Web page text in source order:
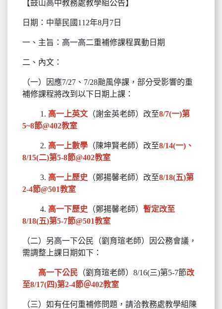
【鼓山高中教務處教學組公告】
日期：中華民國112年8月7日
一、主旨：高一高二重補修課程異動日期
二、內文：
（一）因應7/27、7/28颱風停課，部分受影響的重
補修課程將改到以下日期上課：
1. 高一上英文 （謝金英老師）改至8/7(一)第
5~8節@402教室
2. 高一上數學 （陳坤賢老師）改至8/14(一)、
8/15(二)第5-8節@402教室
3. 高一上歷史 （鄭揚馨老師）改至8/18(五)第
2-4節@501教室
4. 高一下歷史 （鄭揚馨老師） 暫定改至
8/18(五)第5-7節@501教室
（二）另高一下公民（劉育瑄老師）因公務會議，
需調整上課日期如下：
高一下公民 （劉育瑄老師）8/16(三)第5-7節改
至8/17(四)第2-4節＠402教室
（三）如有任何重補修問題，請洽教務處教學組陳